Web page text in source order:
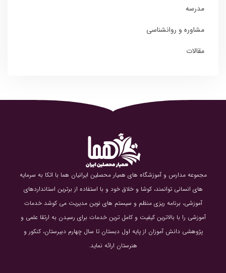
مدرسه
مشاوره و روانشناسی
مقالات
مجموعه مدارس و آموزشگاه های همیار محصلین ایرانیان هما با اتکا به سرمایه
های انسانی توانمند، کوشا و خلاق خود و با استفاده از برترین استانداردهای
آموزشی، برنامه ریزی منظم و سیستم های نوین مدیریت می کوشد خدمات
آموزشی را با بالاترین کیفیت و کامل ترین خدمات برای رسیدن به ارتقا علمی و
پژوهشی دانش آموزان از پایه اول دبستان تا سال چهارم دبیرستان، کنکور و
هنرستان ارائه نماید.